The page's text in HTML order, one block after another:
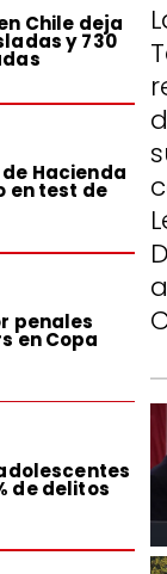
Chile deja
y 730
Hacienda
en test de
penales
en Copa
de delitos